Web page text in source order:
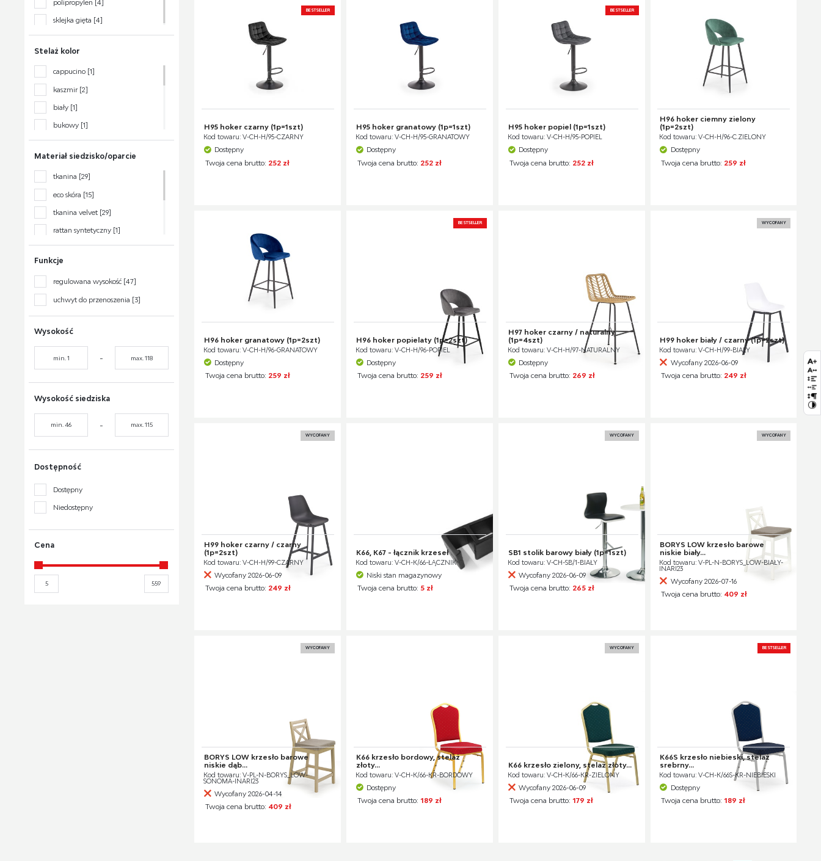
granatowy[3]
kremowy[5]
popielaty[25]
popielaty ciemny
zielony
polipropylen [4]
sklejka gięta [4]
Stelaż kolor
cappucino [1]
kaszmir [2]
biały [1]
bukowy [1]
chromowy[14]
czarny[47]
dąb sonoma
orzechowy[6]
orzech ciemny[3]
srebrny[1]
Materiał siedzisko/oparcie
tkanina [29]
eco skóra [15]
tkanina velvet [29]
rattan syntetyczny [1]
tkanina bouclé[2]
sklejka gięta
polipropylen[2]
MDF laminowany[1]
Funkcje
regulowana wysokość [47]
uchwyt do przenoszenia [3]
Wysokość
-
Wysokość siedziska
-
Dostępność
Dostępny
Niedostępny
Cena
BESTSELLER
H95 hoker czarny (1p=1szt)
Kod towaru: V-CH-H/95-CZARNY
Dostępny
Twoja cena brutto: 252 zł
H95 hoker granatowy (1p=1szt)
Kod towaru: V-CH-H/95-GRANATOWY
Dostępny
Twoja cena brutto: 252 zł
BESTSELLER
H95 hoker popiel (1p=1szt)
Kod towaru: V-CH-H/95-POPIEL
Dostępny
Twoja cena brutto: 252 zł
H96 hoker ciemny zielony
(1p=2szt)
Kod towaru: V-CH-H/96-C.ZIELONY
Dostępny
Twoja cena brutto: 259 zł
H96 hoker granatowy (1p=2szt)
Kod towaru: V-CH-H/96-GRANATOWY
Dostępny
Twoja cena brutto: 259 zł
BESTSELLER
H96 hoker popielaty (1p=2szt)
Kod towaru: V-CH-H/96-POPIEL
Dostępny
Twoja cena brutto: 259 zł
H97 hoker czarny / naturalny
(1p=4szt)
Kod towaru: V-CH-H/97-NATURALNY
Dostępny
Twoja cena brutto: 269 zł
WYCOFANY
H99 hoker biały / czarny (1p=2szt)
Kod towaru: V-CH-H/99-BIAŁY
Wycofany 2026-06-09
Twoja cena brutto: 249 zł
WYCOFANY
H99 hoker czarny / czarny
(1p=2szt)
Kod towaru: V-CH-H/99-CZARNY
Wycofany 2026-06-09
Twoja cena brutto: 249 zł
K66, K67 - łącznik krzeseł
Kod towaru: V-CH-K/66-ŁĄCZNIK
Niski stan magazynowy
Twoja cena brutto: 5 zł
WYCOFANY
SB1 stolik barowy biały (1p=1szt)
Kod towaru: V-CH-SB/1-BIAŁY
Wycofany 2026-06-09
Twoja cena brutto: 265 zł
WYCOFANY
BORYS LOW krzesło barowe
niskie biały...
Kod towaru: V-PL-N-BORYS_LOW-BIAŁY-
INARI23
Wycofany 2026-07-16
Twoja cena brutto: 409 zł
WYCOFANY
BORYS LOW krzesło barowe
niskie dąb...
Kod towaru: V-PL-N-BORYS_LOW-
SONOMA-INARI23
Wycofany 2026-04-14
Twoja cena brutto: 409 zł
K66 krzesło bordowy, stelaż
złoty...
Kod towaru: V-CH-K/66-KR-BORDOWY
Dostępny
Twoja cena brutto: 189 zł
WYCOFANY
K66 krzesło zielony, stelaż złoty...
Kod towaru: V-CH-K/66-KR-ZIELONY
Wycofany 2026-06-09
Twoja cena brutto: 179 zł
BESTSELLER
K66S krzesło niebieski, stelaż
srebrny...
Kod towaru: V-CH-K/66S-KR-NIEBIESKI
Dostępny
Twoja cena brutto:189 zł